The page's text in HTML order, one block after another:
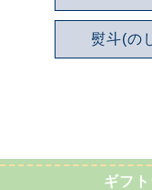
熨斗(の
ギフ